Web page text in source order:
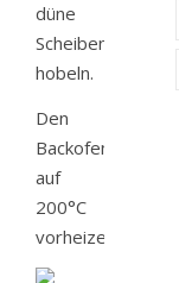
düne
Scheiben
hobeln.
Den
Backofen
auf
200°C
vorheizen.